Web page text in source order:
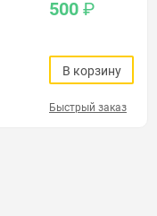
500 ₽
В корзину
Быстрый заказ